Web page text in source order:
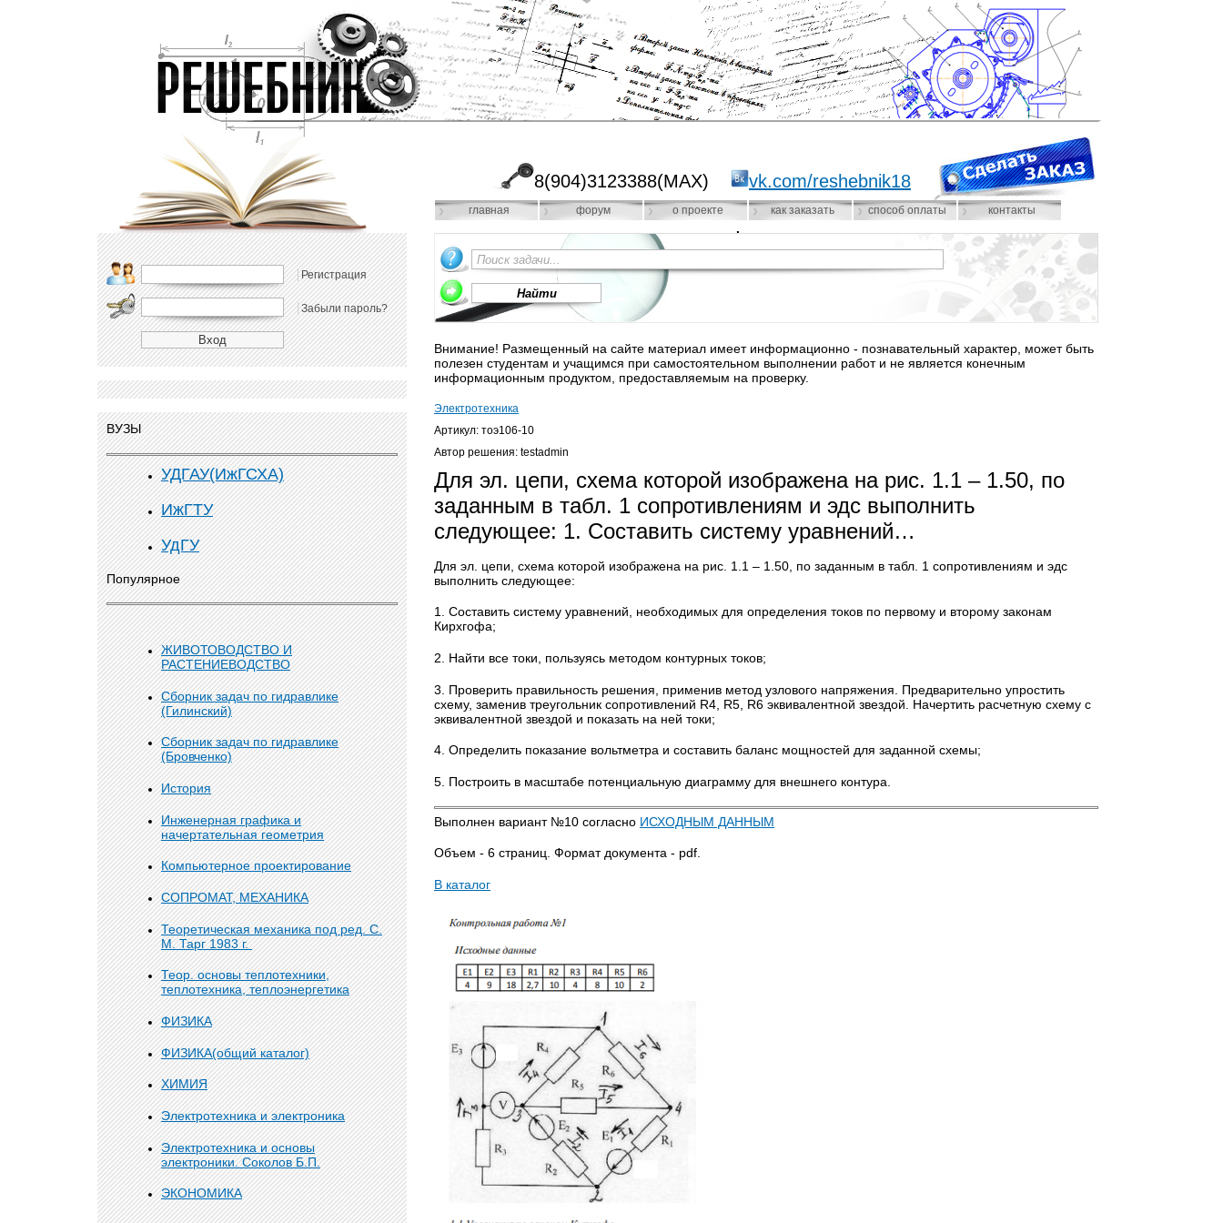
8(904)3123388(MAX) vk.com/reshebnik18
главная форум о проекте как заказать способ оплаты контакты
Регистрация
Забыли пароль?
ВУЗЫ
УДГАУ(ИжГСХА)
ИжГТУ
УдГУ
Популярное
ЖИВОТОВОДСТВО И
РАСТЕНИЕВОДСТВО
Сборник задач по гидравлике
(Гилинский)
Сборник задач по гидравлике
(Бровченко)
История
Инженерная графика и
начертательная геометрия
Компьютерное проектирование
СОПРОМАТ, МЕХАНИКА
Теоретическая механика под ред. С.
М. Тарг 1983 г.
Теор. основы теплотехники,
теплотехника, теплоэнергетика
ФИЗИКА
ФИЗИКА(общий каталог)
ХИМИЯ
Электротехника и электроника
Электротехника и основы
электроники. Соколов Б.П.
ЭКОНОМИКА
Внимание! Размещенный на сайте материал имеет информационно - познавательный характер, может быть
полезен студентам и учащимся при самостоятельном выполнении работ и не является конечным
информационным продуктом, предоставляемым на проверку.
Электротехника
Артикул: тоэ106-10
Автор решения: testadmin
Для эл. цепи, схема которой изображена на рис. 1.1 – 1.50, по
заданным в табл. 1 сопротивлениям и эдс выполнить
следующее: 1. Составить систему уравнений…
Для эл. цепи, схема которой изображена на рис. 1.1 – 1.50, по заданным в табл. 1 сопротивлениям и эдс
выполнить следующее:
1. Составить систему уравнений, необходимых для определения токов по первому и второму законам
Кирхгофа;
2. Найти все токи, пользуясь методом контурных токов;
3. Проверить правильность решения, применив метод узлового напряжения. Предварительно упростить
схему, заменив треугольник сопротивлений R4, R5, R6 эквивалентной звездой. Начертить расчетную схему с
эквивалентной звездой и показать на ней токи;
4. Определить показание вольтметра и составить баланс мощностей для заданной схемы;
5. Построить в масштабе потенциальную диаграмму для внешнего контура.
Выполнен вариант №10 согласно ИСХОДНЫМ ДАННЫМ
Объем - 6 страниц. Формат документа - pdf.
В каталог